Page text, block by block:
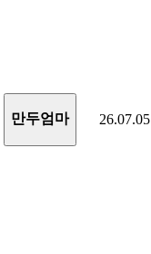
만두엄마 26.07.05